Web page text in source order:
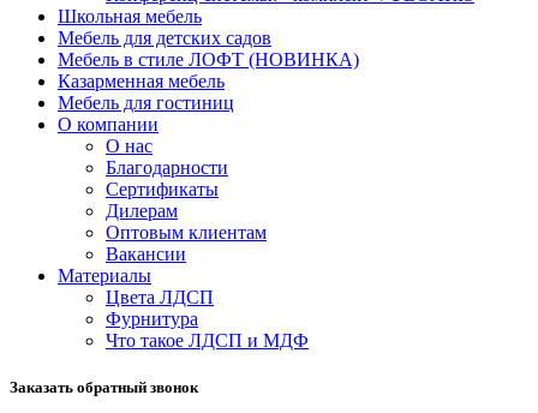
Школьная мебель
Мебель для детских садов
Мебель в стиле ЛОФТ (НОВИНКА)
Казарменная мебель
Мебель для гостиниц
О компании
О нас
Благодарности
Сертификаты
Дилерам
Оптовым клиентам
Вакансии
Материалы
Цвета ЛДСП
Фурнитура
Что такое ЛДСП и МДФ
Заказать обратный звонок